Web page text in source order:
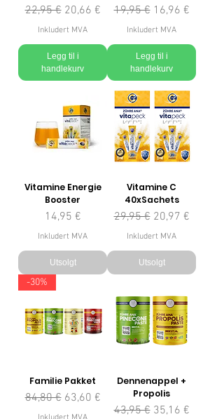
Vanlig pris
22,95 € Salgspris
20,66 €
Inkludert MVA
Legg til i
handlekurv
Vanlig pris
19,95 € Salgspris
16,96 €
Inkludert MVA
Legg til i
handlekurv
Vitamine Energie
Booster
Pris
14,95 €
Inkludert MVA
Utsolgt
Vitamine C
40xSachets
Vanlig pris
29,95 € Salgspris
20,97 €
Inkludert MVA
Utsolgt
-30%
Familie Pakket
Vanlig pris
84,80 € Salgspris
63,60 €
Dennenappel +
Propolis
Vanlig pris
43,95 € Salgspris
35,16 €